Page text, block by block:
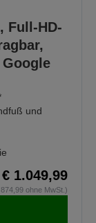
Full-HD-
und
€ 1.049,99
ohne MwSt.)